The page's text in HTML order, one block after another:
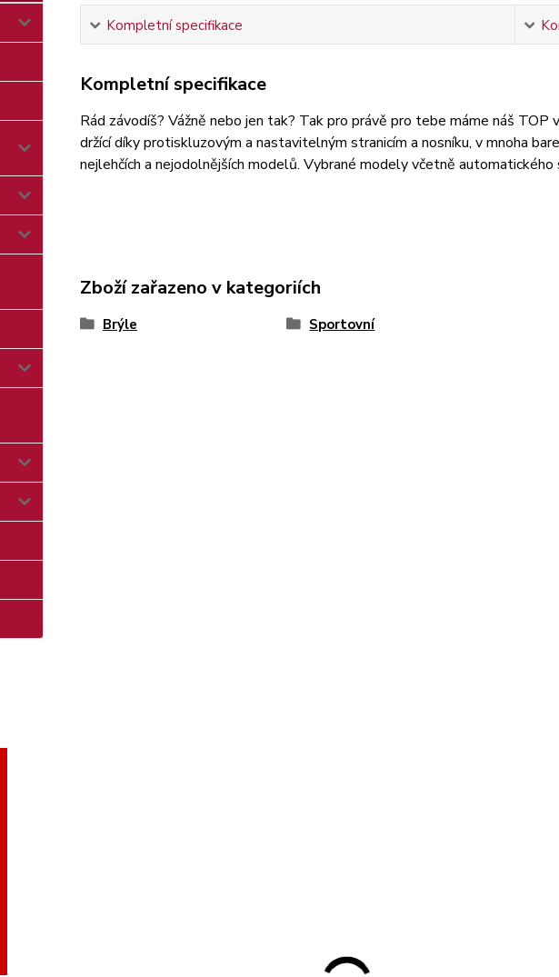
Kompletní specifikace
Kompletní specifikace
Rád závodíš? Vážně nebo jen tak? Tak pro právě pro tebe máme náš TOP
držící díky protiskluzovým a nastavitelným stranicím a nosníku, v mnoha
nejlehčích a nejodolnějších modelů. Vybrané modely včetně automatického
Zboží zařazeno v kategoriích
Brýle Sportovní